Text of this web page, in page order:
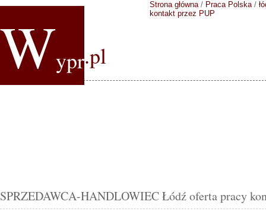
Wypr.pl
Strona główna/ Praca Polska/
kontakt przez PUP
SPRZEDAWCA-HANDLOWIEC Łódź oferta pracy